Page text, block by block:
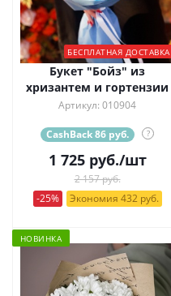
БЕСПЛАТНАЯ ДОСТАВКА
Букет "Бойз" из
хризантем и гортензии
Артикул: 010904
CashBack 86 руб. ?
1 725руб./шт
2 157 руб.
-25%
Экономия 432 руб.
НОВИНКА